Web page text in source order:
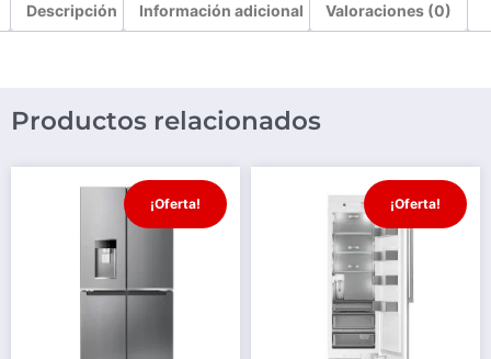
Descripción Información adicional Valoraciones (0)
Productos relacionados
¡Oferta! ¡Oferta!